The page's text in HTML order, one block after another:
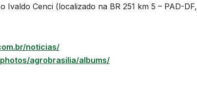
Cenci (localizado na BR 251 km 5 – PAD-DF,
noticias/
agrobrasilia/albums/